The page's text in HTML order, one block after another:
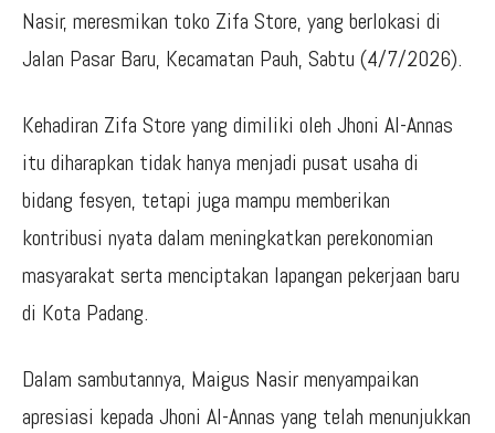
Nasir, meresmikan toko Zifa Store, yang berlokasi di
Jalan Pasar Baru, Kecamatan Pauh, Sabtu (4/7/2026).
Kehadiran Zifa Store yang dimiliki oleh Jhoni Al-Annas
itu diharapkan tidak hanya menjadi pusat usaha di
bidang fesyen, tetapi juga mampu memberikan
kontribusi nyata dalam meningkatkan perekonomian
masyarakat serta menciptakan lapangan pekerjaan baru
di Kota Padang.
Dalam sambutannya, Maigus Nasir menyampaikan
apresiasi kepada Jhoni Al-Annas yang telah menunjukkan